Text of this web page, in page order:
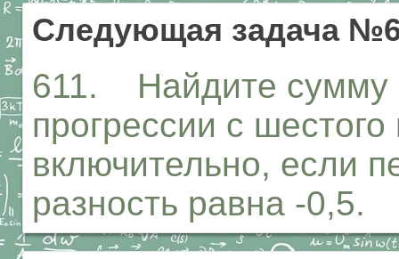
Следующая задача
611. Найдите сумму
прогрессии с
включительно, если
разность равна -0,5.